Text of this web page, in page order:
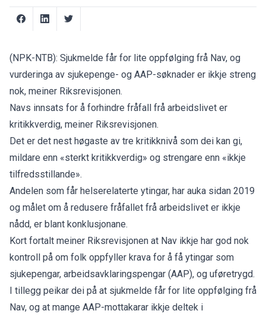
(NPK-NTB): Sjukmelde får for lite oppfølging frå Nav, og
vurderinga av sjukepenge- og AAP-søknader er ikkje streng
nok, meiner Riksrevisjonen.
Navs innsats for å forhindre fråfall frå arbeidslivet er
kritikkverdig, meiner Riksrevisjonen.
Det er det nest høgaste av tre kritikknivå som dei kan gi,
mildare enn «sterkt kritikkverdig» og strengare enn «ikkje
tilfredsstillande».
Andelen som får helserelaterte ytingar, har auka sidan 2019
og målet om å redusere fråfallet frå arbeidslivet er ikkje
nådd, er blant konklusjonane.
Kort fortalt meiner Riksrevisjonen at Nav ikkje har god nok
kontroll på om folk oppfyller krava for å få ytingar som
sjukepengar, arbeidsavklaringspengar (AAP), og uføretrygd.
I tillegg peikar dei på at sjukmelde får for lite oppfølging frå
Nav, og at mange AAP-mottakarar ikkje deltek i